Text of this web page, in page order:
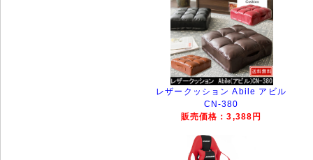
レザークッション Abile アビル
CN-380
販売価格：3,388円